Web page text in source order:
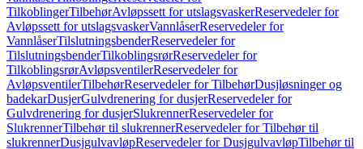
TilkoblingerTilbehørAvløpssett for utslagsvaskerReservedeler for
Avløpssett for utslagsvaskerVannlåserReservedeler for
VannlåserTilslutningsbenderReservedeler for
TilslutningsbenderTilkoblingsrørReservedeler for
TilkoblingsrørAvløpsventilerReservedeler for
AvløpsventilerTilbehørReservedeler for TilbehørDusjløsninger og
badekarDusjerGulvdrenering for dusjerReservedeler for
Gulvdrenering for dusjerSlukrennerReservedeler for
SlukrennerTilbehør til slukrennerReservedeler for Tilbehør til
slukrennerDusjgulvavløpReservedeler for DusjgulvavløpTilbehør til